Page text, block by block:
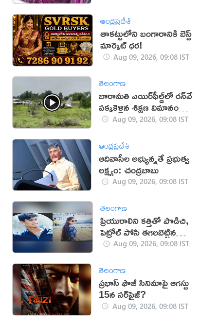
ఆంధ్రప్రదేశ్
తాకట్టులోని బంగారానికి బెస్ట్
మార్కెట్ ధర!
Aug 09, 2026, 09:08 IST
తెలంగాణ
బారామతి ఎయిర్‌ఫీల్డ్‌లో రన్‌వే
పక్కకెళ్లిన శిక్షణ విమానం
(వీడియో)
Aug 09, 2026, 09:08 IST
ఆంధ్రప్రదేశ్
ఆదివాసీల అభ్యున్నతే ప్రభుత్వ
లక్ష్యం: చంద్రబాబు
Aug 09, 2026, 09:08 IST
తెలంగాణ
ప్రియురాలిని కత్తితో పొడిచి,
పెట్రోల్ పోసి తగలబెట్టిన
ప్రియుడు!
Aug 09, 2026, 09:08 IST
తెలంగాణ
ప్రభాస్ ఫౌజీ సినిమాపై ఆగస్టు
15న సర్‌ప్రైజ్?
Aug 09, 2026, 09:08 IST